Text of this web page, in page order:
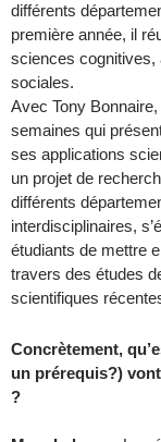
différents
première année, il
sciences cognitives,
sociales.
Avec Tony
semaines qui
ses applications
un projet de
différents
interdisciplinaires,
étudiants de mettre
travers des études
scientifiques
Concrètement,
un prérequis?)
?